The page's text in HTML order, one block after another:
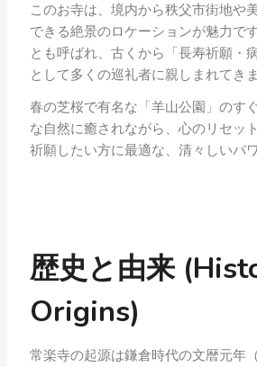
このお寺は、境内から秩父市街地や
できる絶景のロケーションが魅力で
とも呼ばれ、古くから「長寿祈願・
として多くの巡礼者に親しまれてきま
春の芝桜で有名な「羊山公園」のす
な自然に癒されながら、心のリセッ
祈願したい方に最適な、清々しいパ
歴史と由来
Origins)
常楽寺の起源は鎌倉時代の文暦元年